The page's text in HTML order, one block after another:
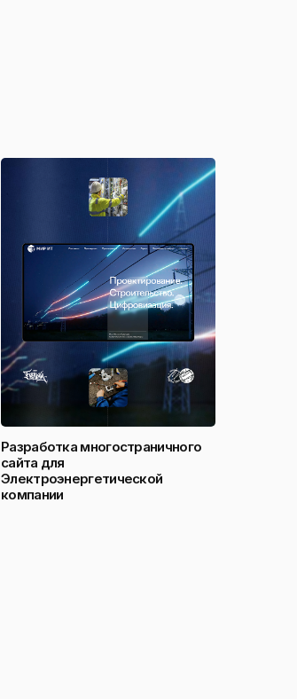
Разработка многостраничного
сайта для
Электроэнергетической
компании